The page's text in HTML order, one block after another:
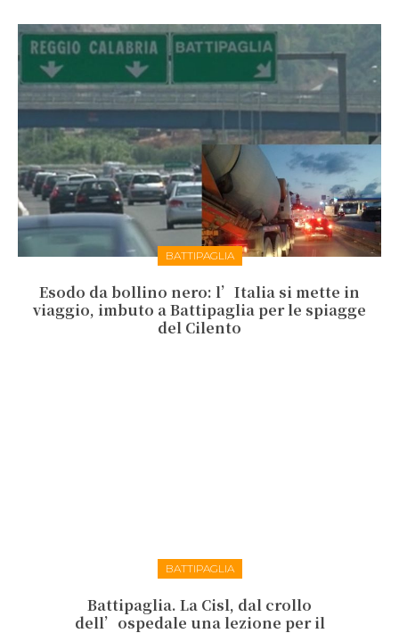
BATTIPAGLIA
Esodo da bollino nero: l’Italia si mette in
viaggio, imbuto a Battipaglia per le spiagge
del Cilento
BATTIPAGLIA
Battipaglia. La Cisl, dal crollo
dell’ospedale una lezione per il